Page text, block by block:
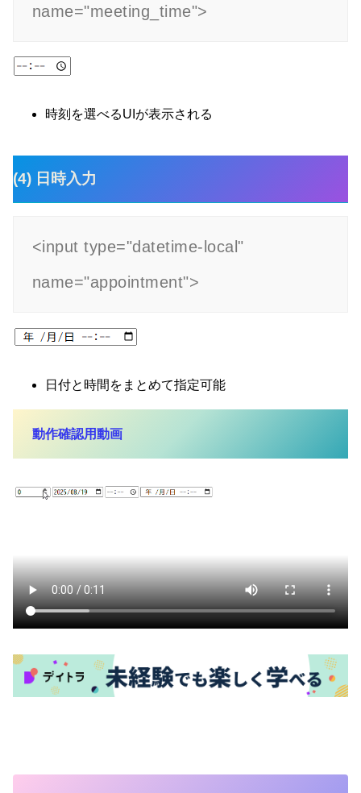
name="meeting_time">
時刻を選べるUIが表示される
(4) 日時入力
<input type="datetime-local"
name="appointment">
日付と時間をまとめて指定可能
動作確認用動画